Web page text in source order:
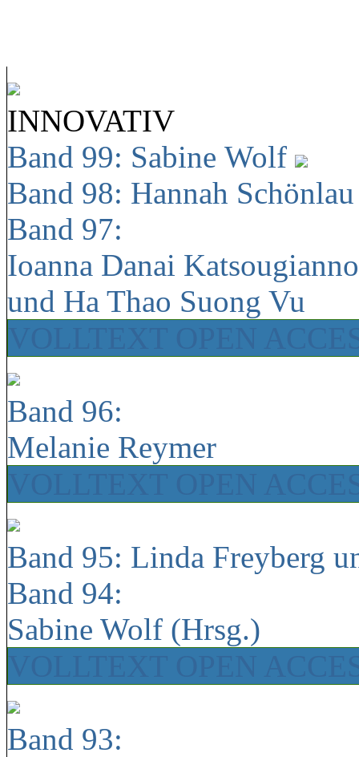
INNOVATIV
Band 99: Sabine Wolf
Band 98: Hannah
Band 97:
Ioanna Danai
und Ha Thao Suong Vu
Band 96:
Melanie Reymer
Band 95: Linda Freyberg
Band 94:
Sabine Wolf (Hrsg.)
Band 93: